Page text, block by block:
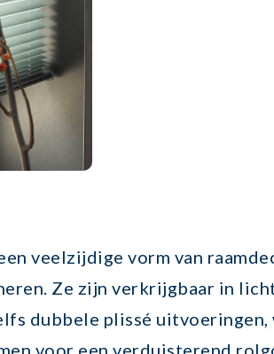
veelzijdige vorm van
Ze zijn verkrijgbaar in
dubbele plissé uitvoeringen,
voor een verduisterend